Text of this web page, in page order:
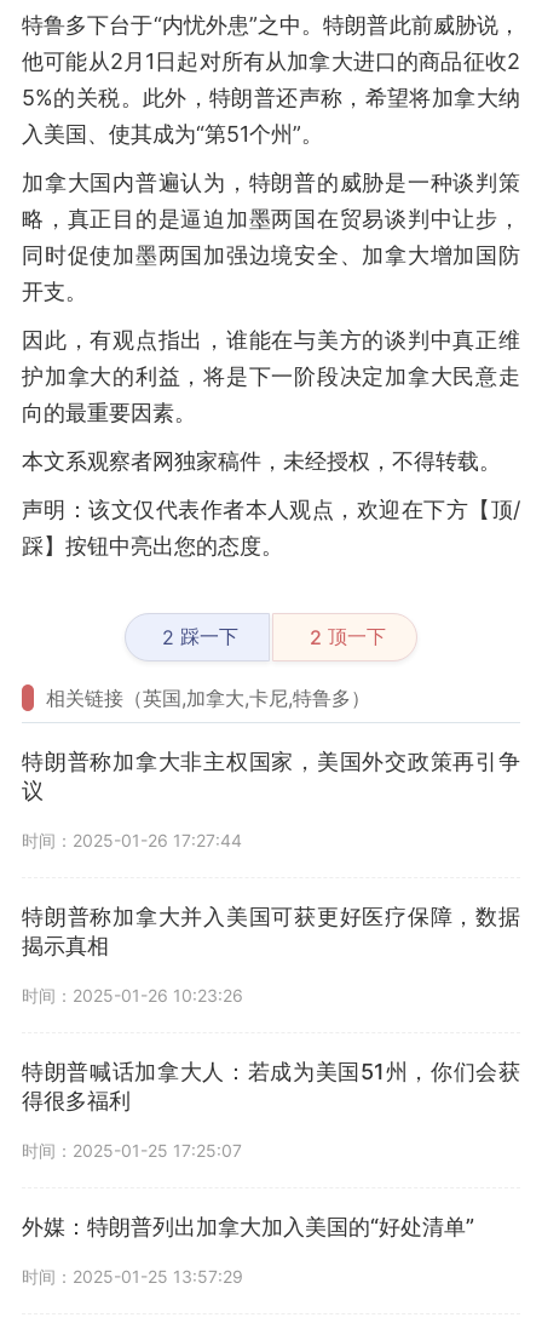
特鲁多下台于“内忧外患”之中。特朗普此前威胁说，
他可能从2月1日起对所有从加拿大进口的商品征收2
5%的关税。此外，特朗普还声称，希望将加拿大纳
入美国、使其成为“第51个州”。
加拿大国内普遍认为，特朗普的威胁是一种谈判策
略，真正目的是逼迫加墨两国在贸易谈判中让步，
同时促使加墨两国加强边境安全、加拿大增加国防
开支。
因此，有观点指出，谁能在与美方的谈判中真正维
护加拿大的利益，将是下一阶段决定加拿大民意走
向的最重要因素。
本文系观察者网独家稿件，未经授权，不得转载。
声明：该文仅代表作者本人观点，欢迎在下方【顶/
踩】按钮中亮出您的态度。
2 踩一下 2 顶一下
相关链接（英国,加拿大,卡尼,特鲁多）
特朗普称加拿大非主权国家，美国外交政策再引争
议
时间：2025-01-26 17:27:44
特朗普称加拿大并入美国可获更好医疗保障，数据
揭示真相
时间：2025-01-26 10:23:26
特朗普喊话加拿大人：若成为美国51州，你们会获
得很多福利
时间：2025-01-25 17:25:07
外媒：特朗普列出加拿大加入美国的“好处清单”
时间：2025-01-25 13:57:29